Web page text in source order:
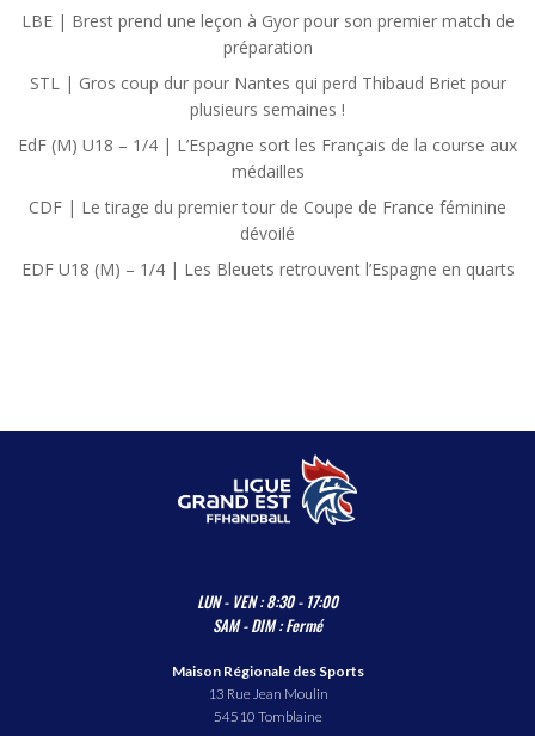
LBE | Brest prend une leçon à Gyor pour son premier match de
préparation
STL | Gros coup dur pour Nantes qui perd Thibaud Briet pour
plusieurs semaines !
EdF (M) U18 – 1/4 | L’Espagne sort les Français de la course aux
médailles
CDF | Le tirage du premier tour de Coupe de France féminine
dévoilé
EDF U18 (M) – 1/4 | Les Bleuets retrouvent l’Espagne en quarts
LUN - VEN : 8:30 - 17:00
SAM - DIM : Fermé
Maison Régionale des Sports
13 Rue Jean Moulin
54510 Tomblaine